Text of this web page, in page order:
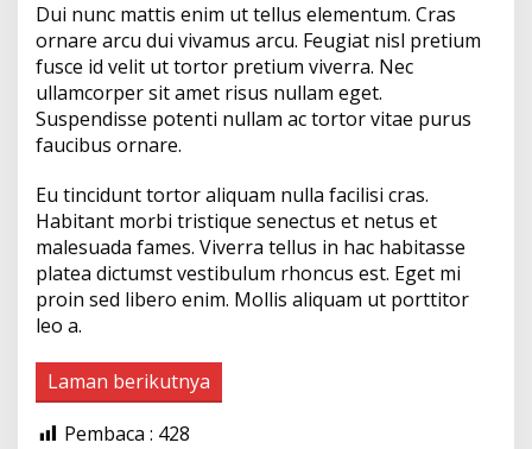
w
a
s
Dui nunc mattis enim ut tellus elementum. Cras
ornare arcu dui vivamus arcu. Feugiat nisl pretium
fusce id velit ut tortor pretium viverra. Nec
ullamcorper sit amet risus nullam eget.
Suspendisse potenti nullam ac tortor vitae purus
faucibus ornare.
Eu tincidunt tortor aliquam nulla facilisi cras.
Habitant morbi tristique senectus et netus et
malesuada fames. Viverra tellus in hac habitasse
platea dictumst vestibulum rhoncus est. Eget mi
proin sed libero enim. Mollis aliquam ut porttitor
leo a.
Laman berikutnya
Pembaca : 428